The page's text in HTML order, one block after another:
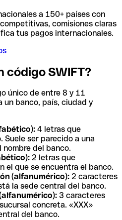
a 150+ países con
comisiones claras
tus pagos internacionales.
código SWIFT?
único de entre 8 y 11
banco, país, ciudad y
4 letras que
Suele ser parecido a una
nombre del banco.
2 letras que
el que se encuentra el banco.
(alfanumérico): 2 caracteres
la sede central del banco.
3 caracteres
concreta. «XXX»
del banco.